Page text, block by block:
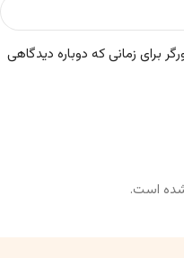
است.
برای زمانی که دوباره دیدگاهی